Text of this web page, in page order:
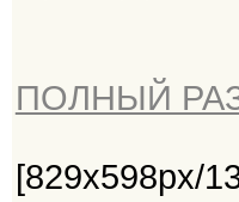
ПОЛНЫЙ
[829x598px/